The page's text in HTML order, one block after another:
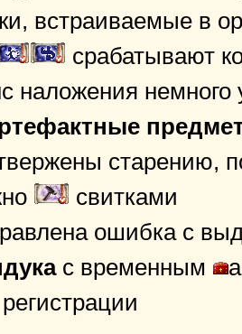
встраиваемые в
срабатывают
наложения немного
старению,
свитками
ошибка с
с временным